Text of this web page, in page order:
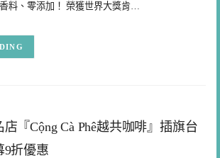
料、零添加！ 榮獲世界大獎肯…
『Cộng Cà Phê越共咖啡』插旗台
9折優惠